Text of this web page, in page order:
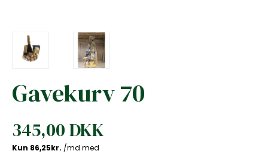
Gavekurv 70
345,00 DKK